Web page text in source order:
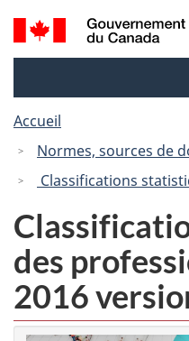
Recherche
et
Accueil
Normes, sources de
Classifications
des
2016